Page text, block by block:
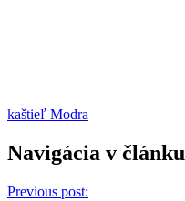
kaštieľ Modra
Navigácia v článku
Previous post: